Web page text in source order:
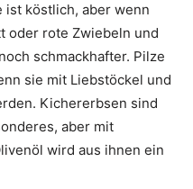
ist köstlich, aber wenn
oder rote Zwiebeln und
schmackhafter. Pilze
sie mit Liebstöckel und
Kichererbsen sind
aber mit
wird aus ihnen ein